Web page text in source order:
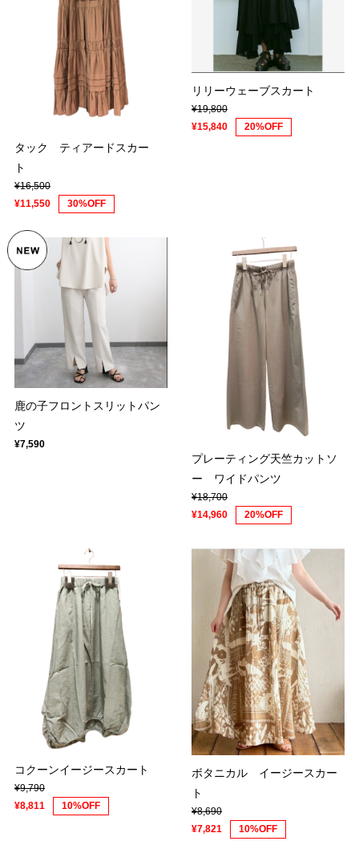
タック ティアードスカー
ト
¥16,500
¥11,550
30%OFF
リリーウェーブスカート
¥19,800
¥15,840
20%OFF
鹿の子フロントスリットパン
ツ
¥7,590
プレーティング天竺カットソ
ー ワイドパンツ
¥18,700
¥14,960
20%OFF
コクーンイージースカート
¥9,790
¥8,811
10%OFF
ボタニカル イージースカー
ト
¥8,690
¥7,821
10%OFF